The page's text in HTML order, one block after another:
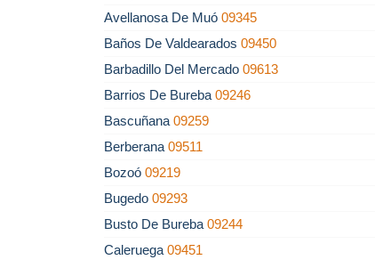
Avellanosa De Muó 09345
Baños De Valdearados 09450
Barbadillo Del Mercado 09613
Barrios De Bureba 09246
Bascuñana 09259
Berberana 09511
Bozoó 09219
Bugedo 09293
Busto De Bureba 09244
Caleruega 09451